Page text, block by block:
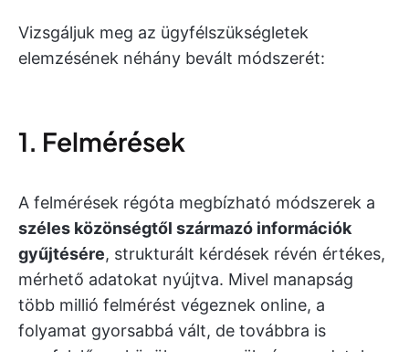
Vizsgáljuk meg az ügyfélszükségletek
elemzésének néhány bevált módszerét:
1. Felmérések
A felmérések régóta megbízható módszerek a
széles közönségtől származó információk
gyűjtésére, strukturált kérdések révén értékes,
mérhető adatokat nyújtva. Mivel manapság
több millió felmérést végeznek online, a
folyamat gyorsabbá vált, de továbbra is